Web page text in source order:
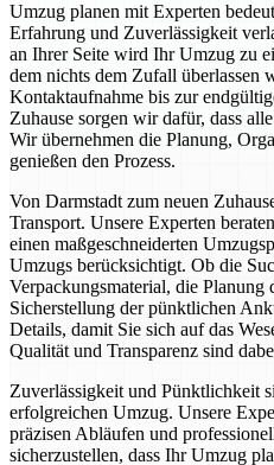
Umzug planen mit Experten
Erfahrung und Zuverlässigkeit
an Ihrer Seite wird Ihr Umzug zu
dem nichts dem Zufall überlassen
Kontaktaufnahme bis zur
Zuhause sorgen wir dafür, dass
Wir übernehmen die Planung,
genießen den Prozess.
Von Darmstadt zum neuen
Transport. Unsere Experten
einen maßgeschneiderten
Umzugs berücksichtigt. Ob die
Verpackungsmaterial, die Planung
Sicherstellung der pünktlichen
Details, damit Sie sich auf das
Qualität und Transparenz sind
Zuverlässigkeit und Pünktlichkeit
erfolgreichen Umzug. Unsere
präzisen Abläufen und
sicherzustellen, dass Ihr Umzug